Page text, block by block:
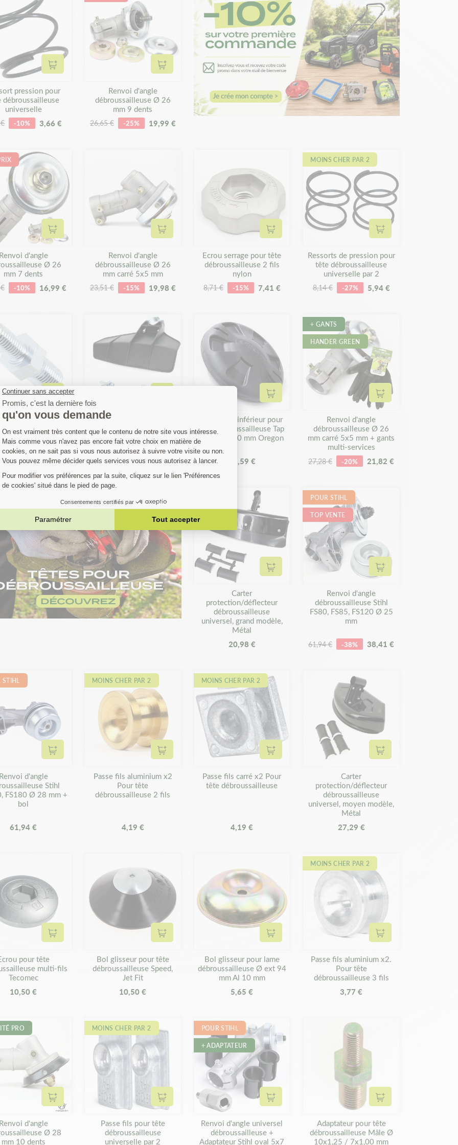
Ajouter au panier
pression pour
débroussailleuse
universelle
-10% 3,66 €
Ajouter au panier
Renvoi d'angle
débroussailleuse Ø 26
mm 9 dents
26,65 € -25% 19,99 €
Ajouter au panier
d'angle
Ø 26
mm 7 dents
-10% 16,99 €
Ajouter au panier
Renvoi d'angle
débroussailleuse Ø 26
mm carré 5x5 mm
23,51 € -15% 19,98 €
Ajouter au panier
Ecrou serrage pour tête
débroussailleuse 2 fils
nylon
8,71 € -15% 7,41 €
MOINS CHER PAR 2
Ajouter au panier
Ressorts de pression pour
tête débroussailleuse
universelle par 2
8,14 € -27% 5,94 €
Ajouter au panier
pour tête
Mâle Ø
/ 8x1,25 mm
4,82 €
protection/déflecteur
débroussailleuse
universel, Nylon
12,17 €
Ajouter au panier
Couvercle inférieur pour
tête débroussailleuse Tap
& Go Ø 130 mm Oregon
12,59 €
+ GANTS
HANDER GREEN
Ajouter au panier
Renvoi d'angle
débroussailleuse Ø 26
mm carré 5x5 mm + gants
multi-services
27,28 € -20% 21,82 €
Ajouter au panier
Carter
protection/déflecteur
débroussailleuse
universel, grand modèle,
Métal
20,98 €
POUR STIHL
TOP VENTE
Ajouter au panier
Renvoi d'angle
débroussailleuse Stihl
FS80, FS85, FS120 Ø 25
mm
61,94 € -38% 38,41 €
Ajouter au panier
d'angle
Stihl
FS180 Ø 28 mm +
bol
61,94 €
MOINS CHER PAR 2
Ajouter au panier
Passe fils aluminium x2
Pour tête
débroussailleuse 2 fils
4,19 €
MOINS CHER PAR 2
Ajouter au panier
Passe fils carré x2 Pour
tête débroussailleuse
4,19 €
Ajouter au panier
Carter
protection/déflecteur
débroussailleuse
universel, moyen modèle,
Métal
27,29 €
Ajouter au panier
pour tête
multi-fils
Tecomec
10,50 €
Ajouter au panier
Bol glisseur pour tête
débroussailleuse Speed,
Jet Fit
10,50 €
Ajouter au panier
Bol glisseur pour lame
débroussailleuse Ø ext 94
mm Al 10 mm
5,65 €
MOINS CHER PAR 2
Ajouter au panier
Passe fils aluminium x2.
Pour tête
débroussailleuse 3 fils
3,77 €
PRO
Ajouter au panier
d'angle
Ø 28
mm 10 dents
MOINS CHER PAR 2
Ajouter au panier
Passe fils pour tête
débroussailleuse
universelle par 2
POUR STIHL
+ ADAPTATEUR
Ajouter au panier
Renvoi d'angle universel
débroussailleuse +
Adaptateur Stihl oval 5x7
Ajouter au panier
Adaptateur pour tête
débroussailleuse Mâle Ø
10x1,25 / 7x1,00 mm